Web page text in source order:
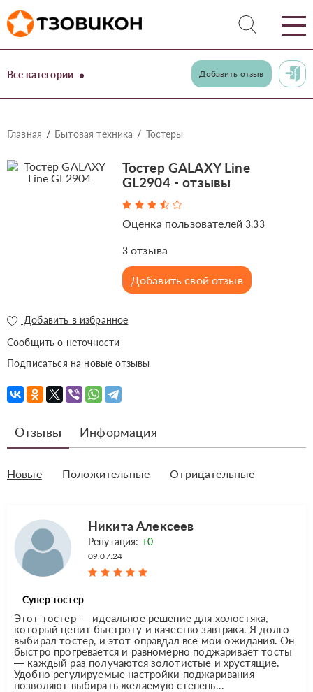
Все категории Добавить отзыв
Главная Бытовая техника Тостеры
Тостер GALAXY Line
GL2904 - отзывы
Оценка пользователей3.33
3отзыва
Добавить свой отзыв
Добавить в избранное
Сообщить о неточности
Подписаться на новые отзывы
Отзывы Информация
Новые Положительные Отрицательные
Никита Алексеев
Репутация: +0
09.07.24
Супер тостер
Этот тостер — идеальное решение для холостяка,
который ценит быстроту и качество завтрака. Я долго
выбирал тостер, и этот оправдал все мои ожидания. Он
быстро прогревается и равномерно поджаривает тосты
— каждый раз получаются золотистые и хрустящие.
Удобно регулируемые настройки поджаривания
позволяют выбирать желаемую степень...